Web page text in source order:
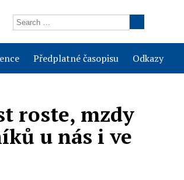
Předplatné časopisu Odkazy
roste, mzdy
u nás i ve